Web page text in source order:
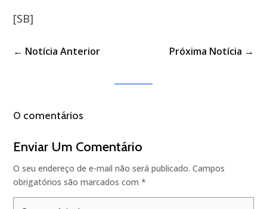
[SB]
← Notícia Anterior Próxima Notícia →
0 comentários
Enviar Um Comentário
O seu endereço de e-mail não será publicado. Campos
obrigatórios são marcados com*